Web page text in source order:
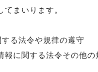
まいります。
る法令や規律の遵守
報に関する法令その他